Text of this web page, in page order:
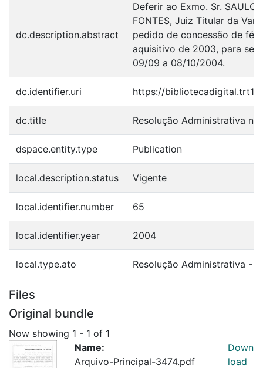
dc.description.abstract
Deferir ao Exmo. Sr. SAULO
FONTES, Juiz Titular da
pedido de concessão de
aquisitivo de 2003, para
09/09 a 08/10/2004.
dc.identifier.uri https://
dc.title Resolução Administrativa
dspace.entity.type Publication
local.description.status Vigente
local.identifier.number 65
local.identifier.year 2004
local.type.ato Resolução Administrativa -
Files
Original bundle
Now showing 1 - 1 of 1
Name:
Arquivo-Principal-3474.pdf
Down
load